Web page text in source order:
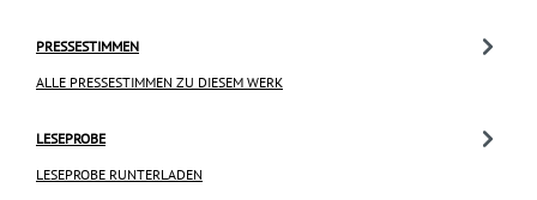
PRESSESTIMMEN
ALLE PRESSESTIMMEN ZU DIESEM WERK
LESEPROBE
LESEPROBE RUNTERLADEN